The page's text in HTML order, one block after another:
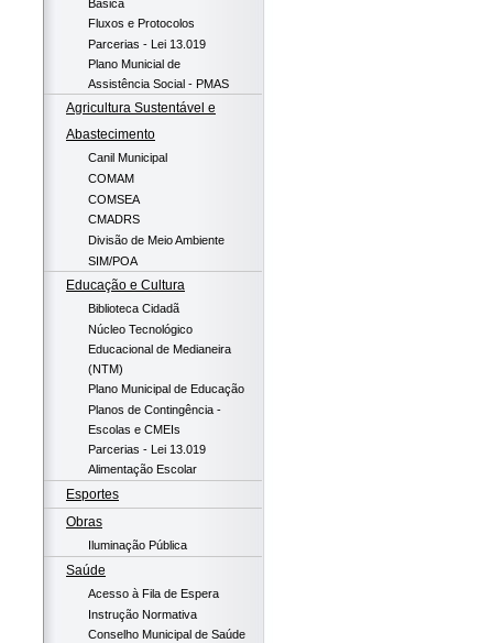
Básica
Fluxos e Protocolos
Parcerias - Lei 13.019
Plano Municial de
Assistência Social - PMAS
Agricultura Sustentável e
Abastecimento
Canil Municipal
COMAM
COMSEA
CMADRS
Divisão de Meio Ambiente
SIM/POA
Educação e Cultura
Biblioteca Cidadã
Núcleo Tecnológico
Educacional de Medianeira
(NTM)
Plano Municipal de Educação
Planos de Contingência -
Escolas e CMEIs
Parcerias - Lei 13.019
Alimentação Escolar
Esportes
Obras
Iluminação Pública
Saúde
Acesso à Fila de Espera
Instrução Normativa
Conselho Municipal de Saúde